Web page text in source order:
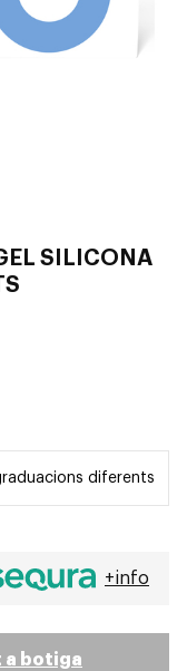
SILICONA
diferents
+info
a botiga